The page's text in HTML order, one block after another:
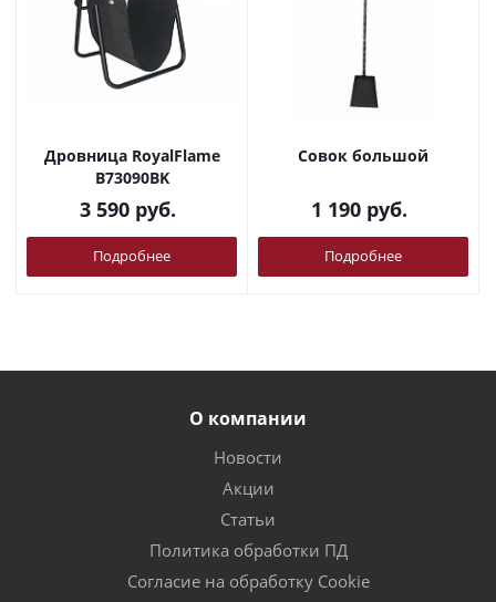
Дровница RoyalFlame
B73090BK
3 590 руб.
Подробнее
Совок большой
1 190 руб.
Подробнее
О компании
Новости
Акции
Статьи
Политика обработки ПД
Согласие на обработку Cookie